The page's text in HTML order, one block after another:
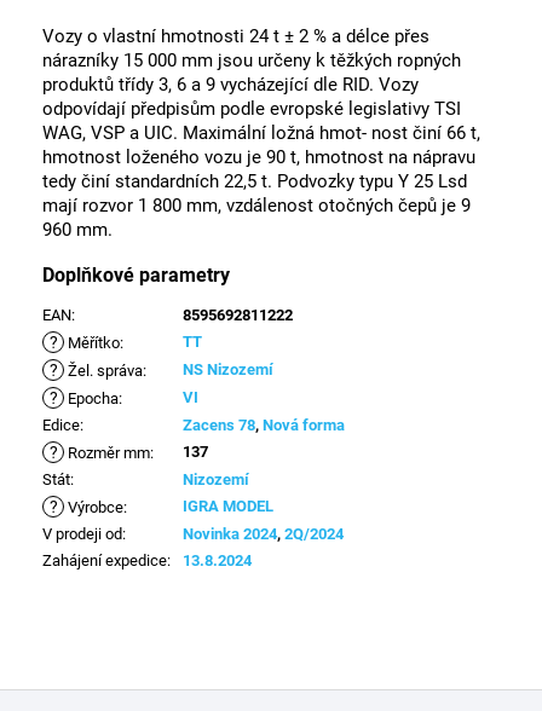
Vozy o vlastní hmotnosti 24 t ± 2 % a délce přes
nárazníky 15 000 mm jsou určeny k těžkých ropných
produktů třídy 3, 6 a 9 vycházející dle RID. Vozy
odpovídají předpisům podle evropské legislativy TSI
WAG, VSP a UIC. Maximální ložná hmot- nost činí 66 t,
hmotnost loženého vozu je 90 t, hmotnost na nápravu
tedy činí standardních 22,5 t. Podvozky typu Y 25 Lsd
mají rozvor 1 800 mm, vzdálenost otočných čepů je 9
960 mm.
Doplňkové parametry
EAN: 8595692811222
? Měřítko: TT
? Žel. správa: NS Nizozemí
? Epocha:
VI
Edice: Zacens 78, Nová forma
? Rozměr mm:
137
Stát: Nizozemí
? Výrobce:
IGRA MODEL
V prodeji od: Novinka 2024, 2Q/2024
Zahájení expedice: 13.8.2024